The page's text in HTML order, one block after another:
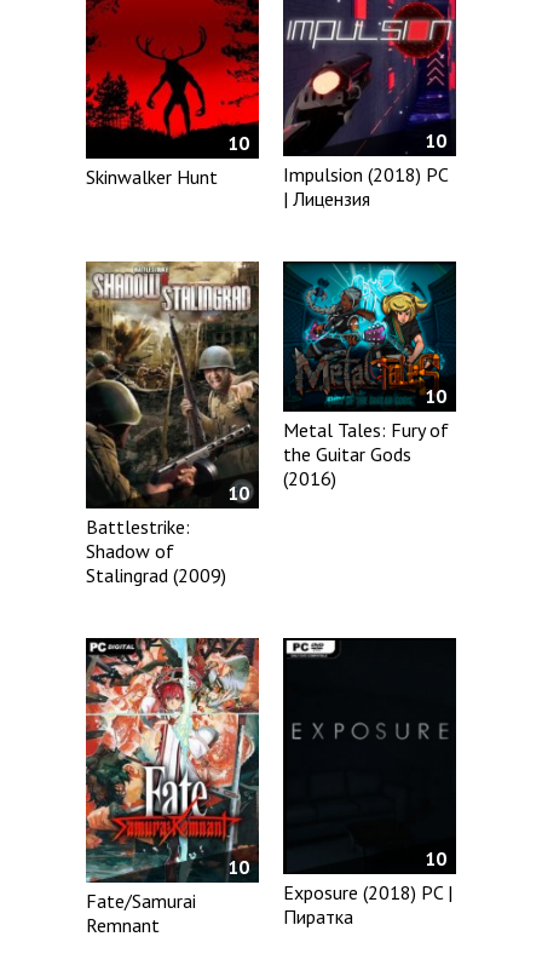
10
Skinwalker Hunt
10
Impulsion (2018) PC
| Лицензия
10
Battlestrike:
Shadow of
Stalingrad (2009)
10
Metal Tales: Fury of
the Guitar Gods
(2016)
10
Fate/Samurai
Remnant
10
Exposure (2018) PC |
Пиратка